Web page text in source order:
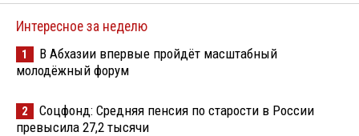
Интересное за неделю
1
В Абхазии впервые пройдёт масштабный
молодёжный форум
2
Соцфонд: Средняя пенсия по старости в России
превысила 27,2 тысячи